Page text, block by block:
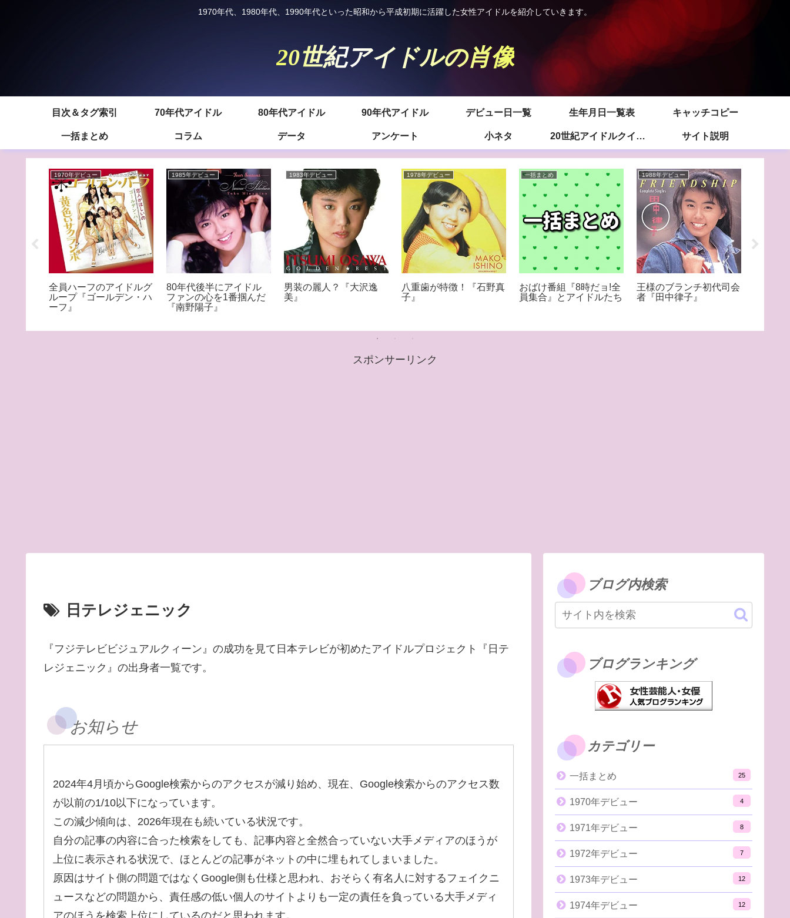
1970年代、1980年代、1990年代といった昭和から平成初期に活躍した女性アイドルを紹介していきます。
20世紀アイドルの肖像
目次＆タグ索引 70年代アイドル 80年代アイドル 90年代アイドル デビュー日一覧 生年月日一覧表 キャッチコピー
一括まとめ コラム データ アンケート 小ネタ 20世紀アイドルクイズ -目次- サイト説明
1970年デビュー
全員ハーフのアイドルグ
ループ『ゴールデン・ハ
ーフ』
1985年デビュー
80年代後半にアイドル
ファンの心を1番掴んだ
『南野陽子』
1983年デビュー
男装の麗人？『大沢逸
美』
1978年デビュー
八重歯が特徴！『石野真
子』
一括まとめ
おばけ番組『8時だョ!全
員集合』とアイドルたち
1988年デビュー
王様のブランチ初代司会
者『田中律子』
スポンサーリンク
日テレジェニック
『フジテレビビジュアルクィーン』の成功を見て日本テレビが初めたアイドルプロジェクト『日テ
レジェニック』の出身者一覧です。
お知らせ
2024年4月頃からGoogle検索からのアクセスが減り始め、現在、Google検索からのアクセス数
が以前の1/10以下になっています。
この減少傾向は、2026年現在も続いている状況です。
自分の記事の内容に合った検索をしても、記事内容と全然合っていない大手メディアのほうが
上位に表示される状況で、ほとんどの記事がネットの中に埋もれてしまいました。
原因はサイト側の問題ではなくGoogle側も仕様と思われ、おそらく有名人に対するフェイクニ
ュースなどの問題から、責任感の低い個人のサイトよりも一定の責任を負っている大手メディ
アのほうを検索上位にしているのだと思われます。
ブログ内検索
ブログランキング
カテゴリー
一括まとめ 25
1970年デビュー 4
1971年デビュー 8
1972年デビュー 7
1973年デビュー 12
1974年デビュー 12